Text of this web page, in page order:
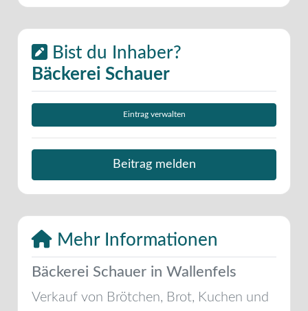
Bist du Inhaber?
Bäckerei Schauer
Eintrag verwalten
Beitrag melden
Mehr Informationen
Bäckerei Schauer in Wallenfels
Verkauf von Brötchen, Brot, Kuchen und